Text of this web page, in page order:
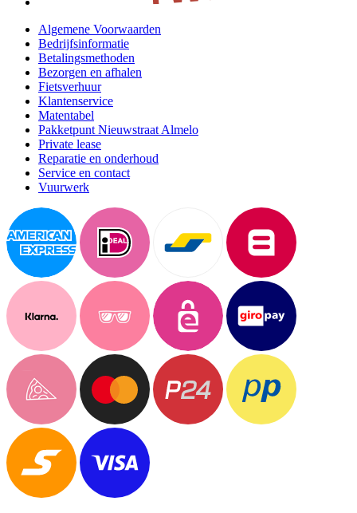
Algemene Voorwaarden
Bedrijfsinformatie
Betalingsmethoden
Bezorgen en afhalen
Fietsverhuur
Klantenservice
Matentabel
Pakketpunt Nieuwstraat Almelo
Private lease
Reparatie en onderhoud
Service en contact
Vuurwerk